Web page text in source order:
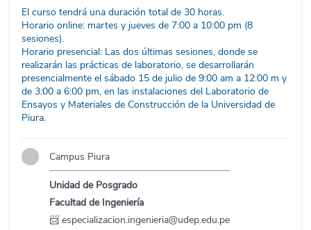
El curso tendrá una duración total de 30 horas.
Horario online: martes y jueves de 7:00 a 10:00 pm (8
sesiones).
Horario presencial: Las dos últimas sesiones, donde se
realizarán las prácticas de laboratorio, se desarrollarán
presencialmente el sábado 15 de julio de 9:00 am a 12:00 m y
de 3:00 a 6:00 pm, en las instalaciones del Laboratorio de
Ensayos y Materiales de Construcción de la Universidad de
Piura.
Campus Piura
Unidad de Posgrado
Facultad de Ingeniería
📨 especializacion.ingenieria@udep.edu.pe